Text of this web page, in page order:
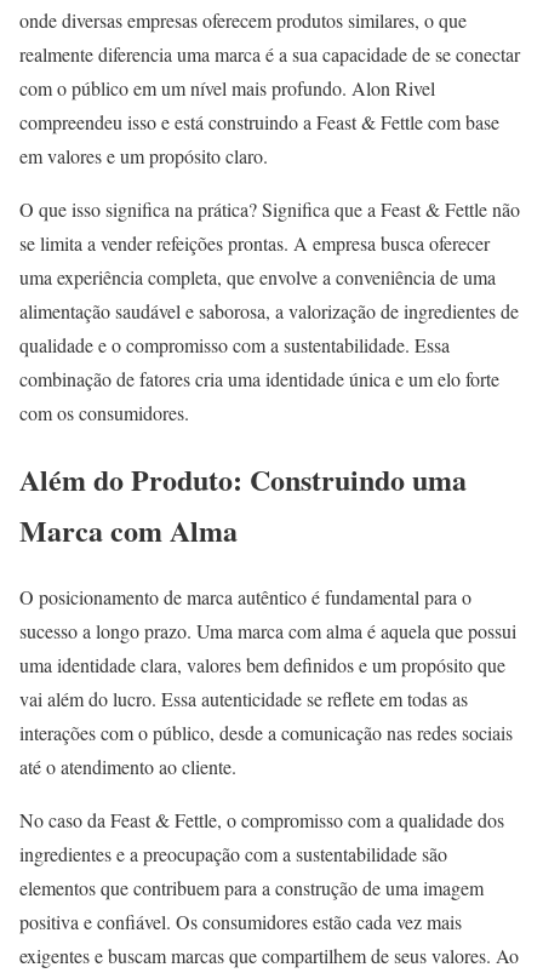
onde diversas empresas oferecem produtos similares, o que
realmente diferencia uma marca é a sua capacidade de se conectar
com o público em um nível mais profundo. Alon Rivel
compreendeu isso e está construindo a Feast & Fettle com base
em valores e um propósito claro.
O que isso significa na prática? Significa que a Feast & Fettle não
se limita a vender refeições prontas. A empresa busca oferecer
uma experiência completa, que envolve a conveniência de uma
alimentação saudável e saborosa, a valorização de ingredientes de
qualidade e o compromisso com a sustentabilidade. Essa
combinação de fatores cria uma identidade única e um elo forte
com os consumidores.
Além do Produto: Construindo uma
Marca com Alma
O posicionamento de marca autêntico é fundamental para o
sucesso a longo prazo. Uma marca com alma é aquela que possui
uma identidade clara, valores bem definidos e um propósito que
vai além do lucro. Essa autenticidade se reflete em todas as
interações com o público, desde a comunicação nas redes sociais
até o atendimento ao cliente.
No caso da Feast & Fettle, o compromisso com a qualidade dos
ingredientes e a preocupação com a sustentabilidade são
elementos que contribuem para a construção de uma imagem
positiva e confiável. Os consumidores estão cada vez mais
exigentes e buscam marcas que compartilhem de seus valores. Ao